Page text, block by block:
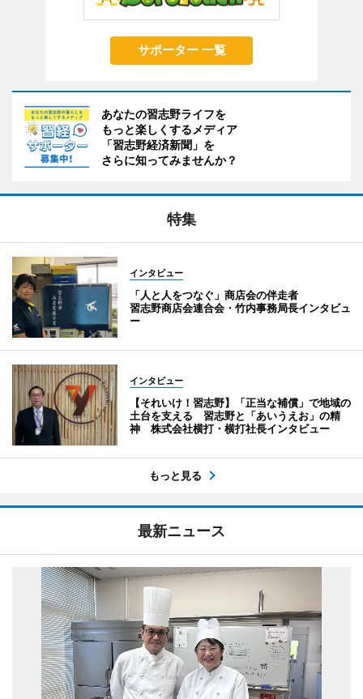
サポーター 一覧
あなたの習志野ライフを
もっと楽しくするメディア
「習志野経済新聞」を
さらに知ってみませんか？
特集
インタビュー
「人と人をつなぐ」商店会の伴走者
習志野商店会連合会・竹内事務局長インタビュ
ー
インタビュー
【それいけ！習志野】「正当な補償」で地域の
土台を支える 習志野と「あいうえお」の精
神 株式会社横打・横打社長インタビュー
もっと見る
最新ニュース